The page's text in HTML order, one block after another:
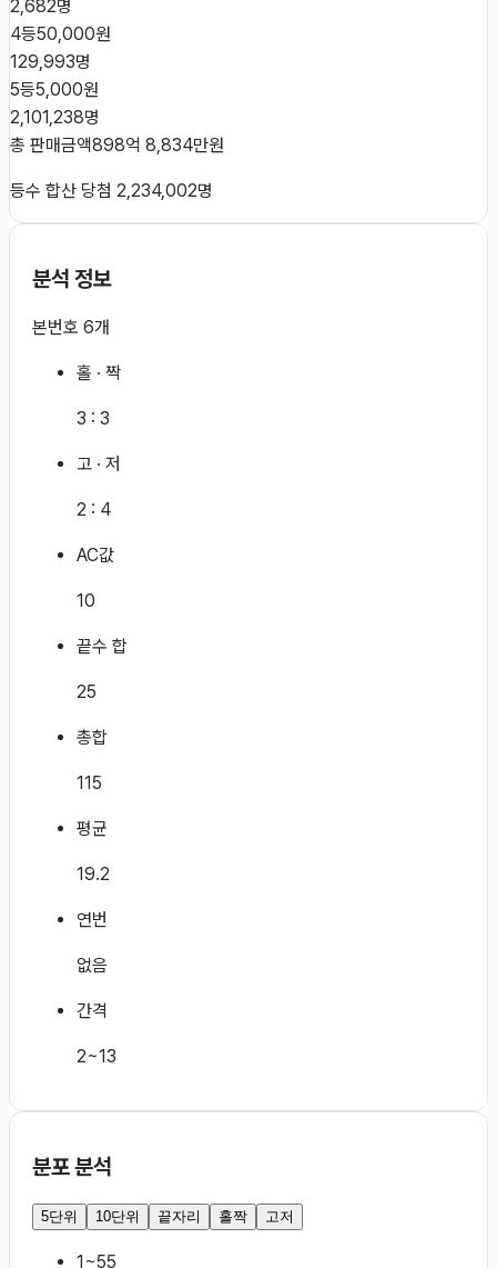
2,682명
4등50,000원
129,993명
5등5,000원
2,101,238명
총 판매금액898억 8,834만원
등수 합산 당첨 2,234,002명
분석 정보
본번호 6개
홀 · 짝
3 : 3
고 · 저
2 : 4
AC값
10
끝수 합
25
총합
115
평균
19.2
연번
없음
간격
2~13
분포 분석
5단위 10단위 끝자리 홀짝 고저
1~55